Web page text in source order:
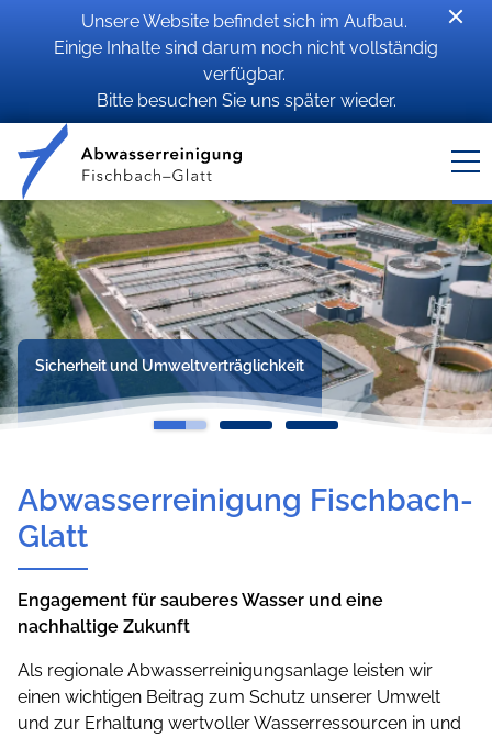
Unsere Website befindet sich im Aufbau.
Einige Inhalte sind darum noch nicht vollständig
verfügbar.
Bitte besuchen Sie uns später wieder.
Sicherheit und Umweltverträglichkeit
Abwasserreinigung Fischbach-
Glatt
Engagement für sauberes Wasser und eine
nachhaltige Zukunft
Als regionale Abwasserreinigungsanlage leisten wir
einen wichtigen Beitrag zum Schutz unserer Umwelt
und zur Erhaltung wertvoller Wasserressourcen in und